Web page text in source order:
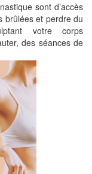
sont d’accès
brûlées et perdre du
votre corps
des séances de